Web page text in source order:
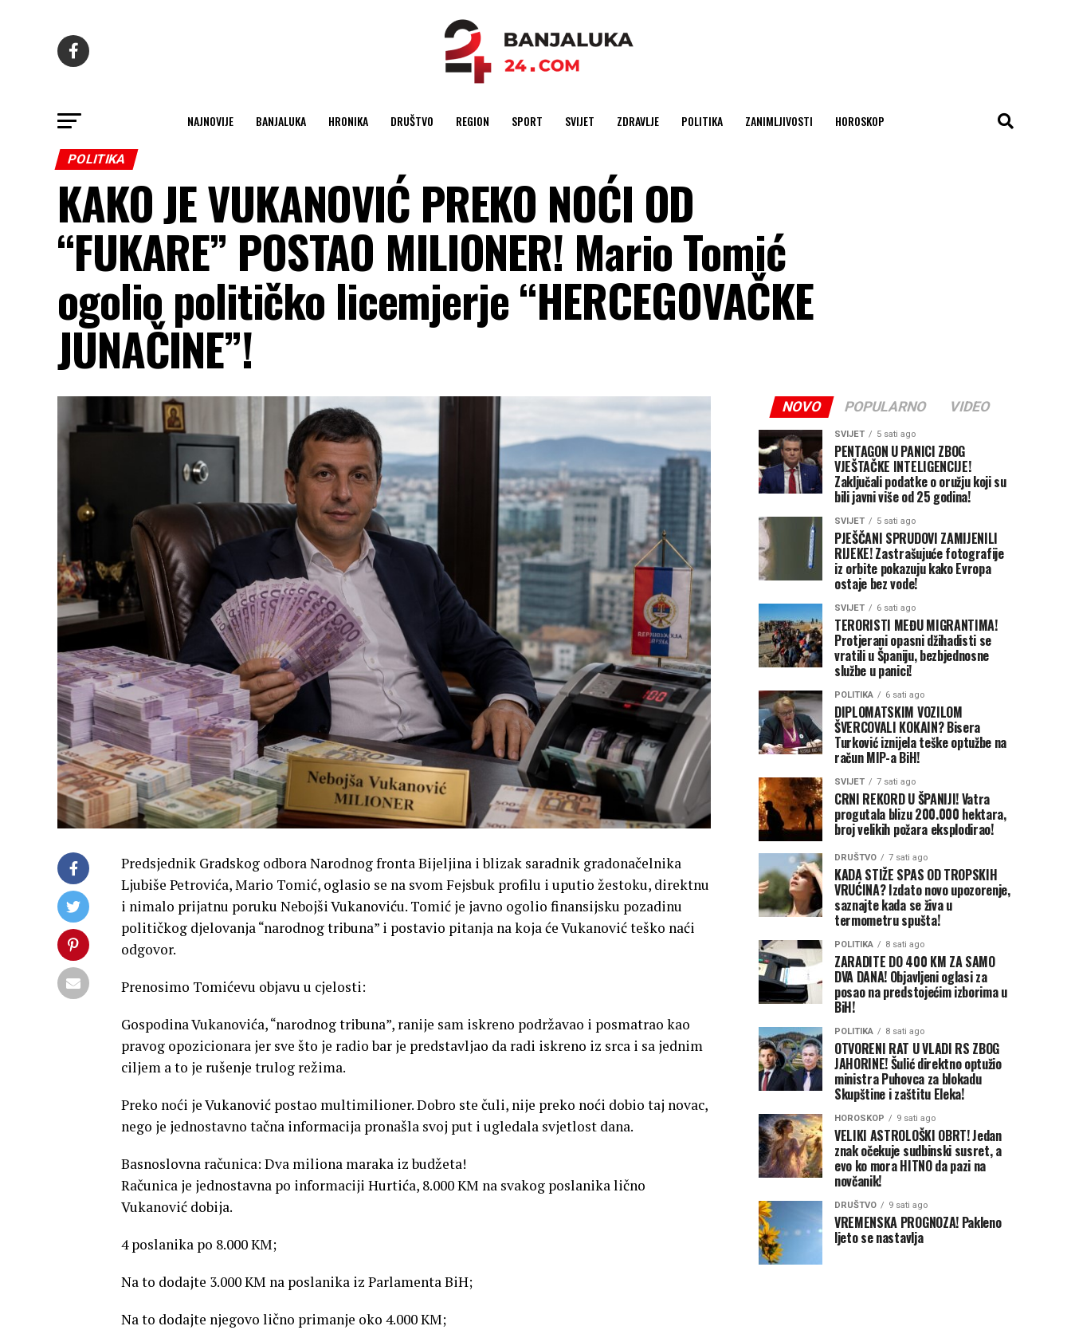
NAJNOVIJE BANJALUKA HRONIKA DRUŠTVO REGION SPORT SVIJET ZDRAVLJE POLITIKA ZANIMLJIVOSTI HOROSKOP
POLITIKA
KAKO JE VUKANOVIĆ PREKO NOĆI OD
“FUKARE” POSTAO MILIONER! Mario Tomić
ogolio političko licemjerje “HERCEGOVAČKE
JUNAČINE”!
Predsjednik Gradskog odbora Narodnog fronta Bijeljina i blizak saradnik gradonačelnika
Ljubiše Petrovića, Mario Tomić, oglasio se na svom Fejsbuk profilu i uputio žestoku, direktnu
i nimalo prijatnu poruku Nebojši Vukanoviću. Tomić je javno ogolio finansijsku pozadinu
političkog djelovanja “narodnog tribuna” i postavio pitanja na koja će Vukanović teško naći
odgovor.
Prenosimo Tomićevu objavu u cjelosti:
Gospodina Vukanovića, “narodnog tribuna”, ranije sam iskreno podržavao i posmatrao kao
pravog opozicionara jer sve što je radio bar je predstavljao da radi iskreno iz srca i sa jednim
ciljem a to je rušenje trulog režima.
Preko noći je Vukanović postao multimilioner. Dobro ste čuli, nije preko noći dobio taj novac,
nego je jednostavno tačna informacija pronašla svoj put i ugledala svjetlost dana.
Basnoslovna računica: Dva miliona maraka iz budžeta!
Računica je jednostavna po informaciji Hurtića, 8.000 KM na svakog poslanika lično
Vukanović dobija.
4 poslanika po 8.000 KM;
Na to dodajte 3.000 KM na poslanika iz Parlamenta BiH;
Na to dodajte njegovo lično primanje oko 4.000 KM;
NOVO POPULARNO VIDEO
SVIJET 5 sati ago
PENTAGON U PANICI ZBOG
VJEŠTAČKE INTELIGENCIJE!
Zaključali podatke o oružju koji su
bili javni više od 25 godina!
SVIJET 5 sati ago
PJEŠČANI SPRUDOVI ZAMIJENILI
RIJEKE! Zastrašujuće fotografije
iz orbite pokazuju kako Evropa
ostaje bez vode!
SVIJET 6 sati ago
TERORISTI MEĐU MIGRANTIMA!
Protjerani opasni džihadisti se
vratili u Španiju, bezbjednosne
službe u panici!
POLITIKA 6 sati ago
DIPLOMATSKIM VOZILOM
ŠVERCOVALI KOKAIN? Bisera
Turković iznijela teške optužbe na
račun MIP-a BiH!
SVIJET 7 sati ago
CRNI REKORD U ŠPANIJI! Vatra
progutala blizu 200.000 hektara,
broj velikih požara eksplodirao!
DRUŠTVO 7 sati ago
KADA STIŽE SPAS OD TROPSKIH
VRUĆINA? Izdato novo upozorenje,
saznajte kada se živa u
termometru spušta!
POLITIKA 8 sati ago
ZARADITE DO 400 KM ZA SAMO
DVA DANA! Objavljeni oglasi za
posao na predstojećim izborima u
BiH!
POLITIKA 8 sati ago
OTVORENI RAT U VLADI RS ZBOG
JAHORINE! Šulić direktno optužio
ministra Puhovca za blokadu
Skupštine i zaštitu Eleka!
HOROSKOP 9 sati ago
VELIKI ASTROLOŠKI OBRT! Jedan
znak očekuje sudbinski susret, a
evo ko mora HITNO da pazi na
novčanik!
DRUŠTVO 9 sati ago
VREMENSKA PROGNOZA! Pakleno
ljeto se nastavlja